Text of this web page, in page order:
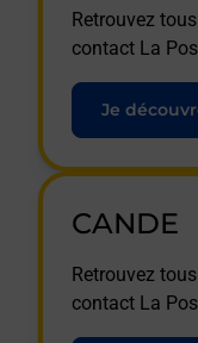
Retrouvez
contact La
Je
CANDE
Retrouvez
contact La